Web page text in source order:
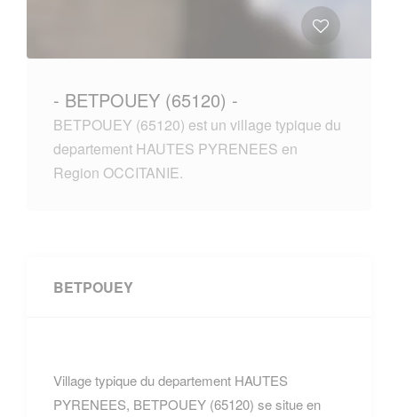
- BETPOUEY (65120) -
BETPOUEY (65120) est un village typique du
departement HAUTES PYRENEES en
Region OCCITANIE.
BETPOUEY
Village typique du departement HAUTES
PYRENEES, BETPOUEY (65120) se situe en